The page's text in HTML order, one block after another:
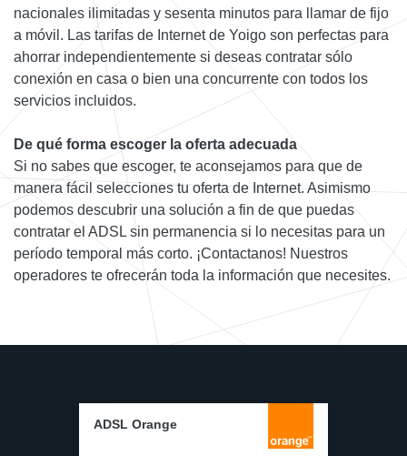
nacionales ilimitadas y sesenta minutos para llamar de fijo
a móvil. Las tarifas de Internet de Yoigo son perfectas para
ahorrar independientemente si deseas contratar sólo
conexión en casa o bien una concurrente con todos los
servicios incluidos.
De qué forma escoger la oferta adecuada
Si no sabes que escoger, te aconsejamos para que de
manera fácil selecciones tu oferta de Internet. Asimismo
podemos descubrir una solución a fin de que puedas
contratar el ADSL sin permanencia si lo necesitas para un
período temporal más corto. ¡Contactanos! Nuestros
operadores te ofrecerán toda la información que necesites.
ADSL Orange